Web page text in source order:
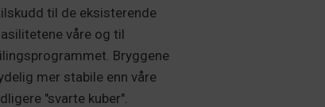
til de eksisterende
våre og til
Bryggene
mer stabile enn våre
"svarte kuber".